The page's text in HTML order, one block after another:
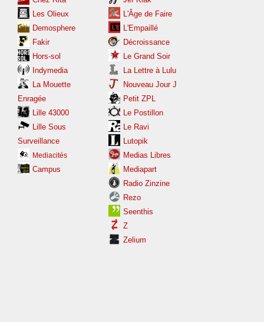
Les Olieux
Demosphere
Fakir
Hors-sol
Indymedia
La Mouette
Enragée
Lille 43000
Lille Sous
Surveillance
Mediacités
Campus
L'Âge de Faire
L'Empaillé
Décroissance
Le Grand Soir
La Lettre à Lulu
Nouveau Jour J
Petit ZPL
Le Postillon
Le Ravi
Lutopik
Medias Libres
Mediapart
Radio Zinzine
Rezo
Seenthis
Z
Zelium